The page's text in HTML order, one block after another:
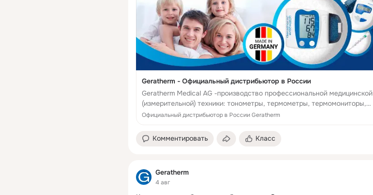
Geratherm - Официальный дистрибьютор в России
Geratherm Medical AG -производство профессиональной медицинской
(измерительной) техники: тонометры, термометры, термомониторы,
обогревательные системы, для своевременной и точной диагностики и
Официальный дистрибьютор в России Geratherm
Комментировать Класс
Geratherm
4 авг